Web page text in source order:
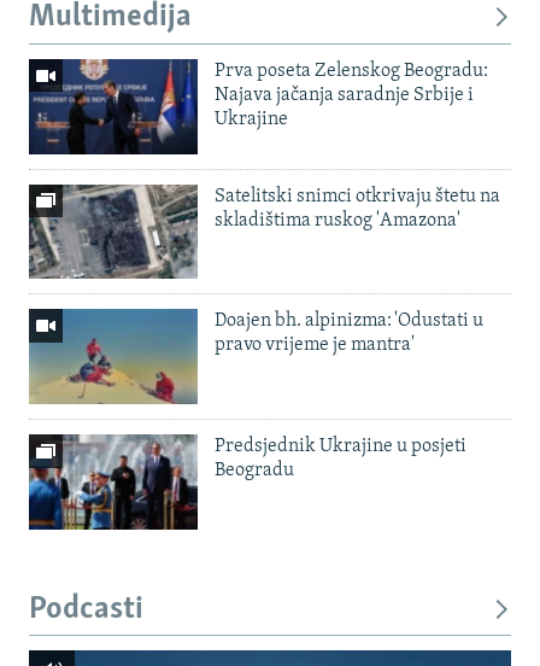
Multimedija
Prva poseta Zelenskog Beogradu:
Najava jačanja saradnje Srbije i
Ukrajine
Satelitski snimci otkrivaju štetu na
skladištima ruskog 'Amazona'
Doajen bh. alpinizma: 'Odustati u
pravo vrijeme je mantra'
Predsjednik Ukrajine u posjeti
Beogradu
Podcasti